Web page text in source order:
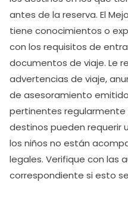
antes de la reserva. El
tiene conocimientos o
con los requisitos de
documentos de viaje. Le
advertencias de viaje,
de asesoramiento
pertinentes regularmente
destinos pueden requerir
los niños no están
legales. Verifique con las
correspondiente si esto